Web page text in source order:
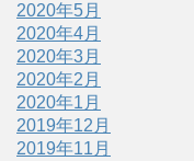
2020年5月
2020年4月
2020年3月
2020年2月
2020年1月
2019年12月
2019年11月